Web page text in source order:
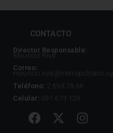
CONTACTO
Director Responsable:
Mauricio Riva
Correo:
mauricio.riva@metropolitano.uy
Teléfono: 2 698 78 66
Celular: 091 673 129